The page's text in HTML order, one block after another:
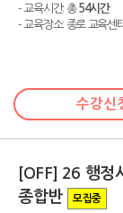
- 교육시간: 총54시간
- 교육장소: 종로 교육센
수강신
[OFF] 26 행정
종합반
모집중